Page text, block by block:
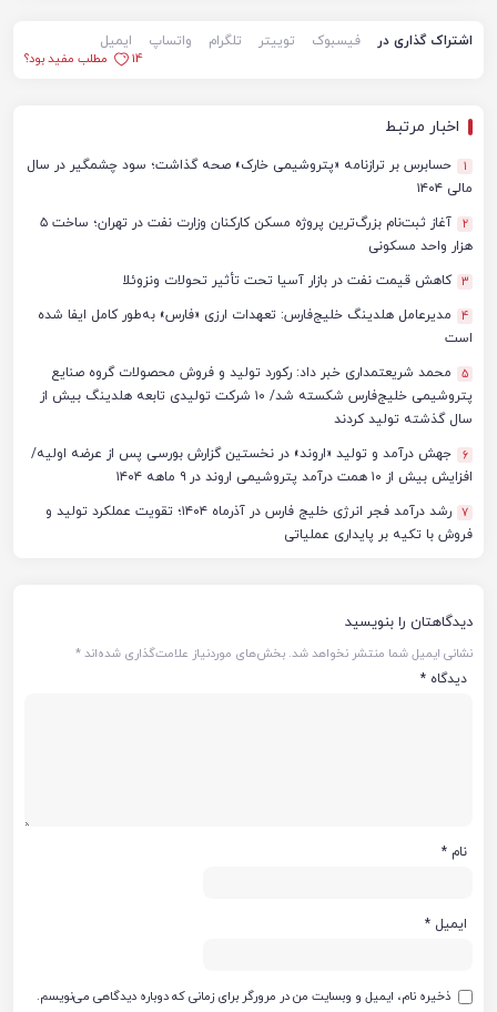
اشتراک گذاری در فیسبوک توییتر تلگرام واتساپ
ایمیل
14
مطلب مفید بود؟
اخبار مرتبط
1
حسابرس بر ترازنامه «پتروشیمی خارک» صحه گذاشت؛ سود چشمگیر در سال
مالی ۱۴۰۴
2
آغاز ثبت‌نام بزرگ‌ترین پروژه مسکن کارکنان وزارت نفت در تهران؛ ساخت ۵
هزار واحد مسکونی
3 کاهش قیمت نفت در بازار آسیا تحت تأثیر تحولات ونزوئلا
4
مدیرعامل هلدینگ خلیج‌فارس: تعهدات ارزی «فارس» به‌طور کامل ایفا شده
است
5
محمد شریعتمداری خبر داد: رکورد تولید و فروش محصولات گروه صنایع
پتروشیمی خلیج‌فارس شکسته شد/ ۱۰ شرکت تولیدی تابعه هلدینگ بیش از
سال گذشته تولید کردند
6
جهش درآمد و تولید «اروند» در نخستین گزارش بورسی پس از عرضه اولیه/
افزایش بیش از ۱۰ همت درآمد پتروشیمی اروند در ۹ ماهه ۱۴۰۴
7
رشد درآمد فجر انرژی خلیج فارس در آذرماه ۱۴۰۴؛ تقویت عملکرد تولید و
فروش با تکیه بر پایداری عملیاتی
دیدگاهتان را بنویسید
نشانی ایمیل شما منتشر نخواهد شد. بخش‌های موردنیاز علامت‌گذاری شده‌اند*
دیدگاه *
نام *
ایمیل *
ذخیره نام، ایمیل و وبسایت من در مرورگر برای زمانی که دوباره دیدگاهی می‌نویسم.